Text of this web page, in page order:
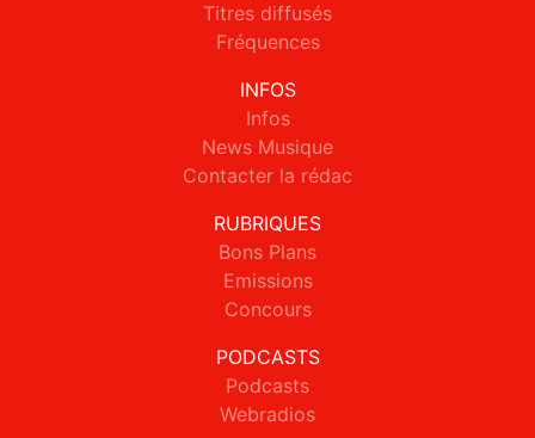
Titres diffusés
Fréquences
INFOS
Infos
News Musique
Contacter la rédac
RUBRIQUES
Bons Plans
Emissions
Concours
PODCASTS
Podcasts
Webradios